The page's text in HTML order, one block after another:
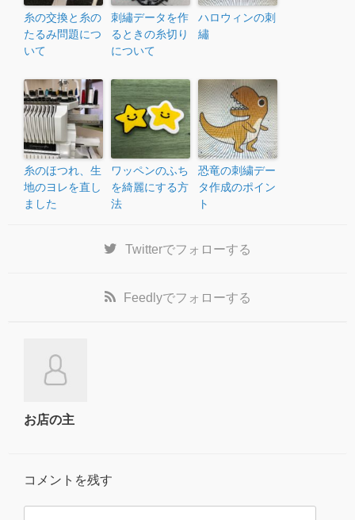
糸の交換と糸の
たるみ問題につ
いて
刺繡データを作
るときの糸切り
について
ハロウィンの刺
繡
糸のほつれ、生
地のヨレを直し
ました
ワッペンのふち
を綺麗にする方
法
恐竜の刺繍デー
タ作成のポイン
ト
Twitterでフォローする
Feedlyでフォローする
お店の主
コメントを残す